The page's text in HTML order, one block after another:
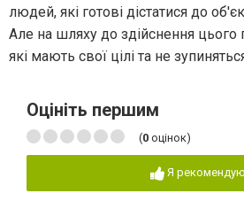
людей, які готові дістатися до
Але на шляху до здійснення цього
які мають свої цілі та не
Оцініть першим
(0 оцінок)
Я рекомендую